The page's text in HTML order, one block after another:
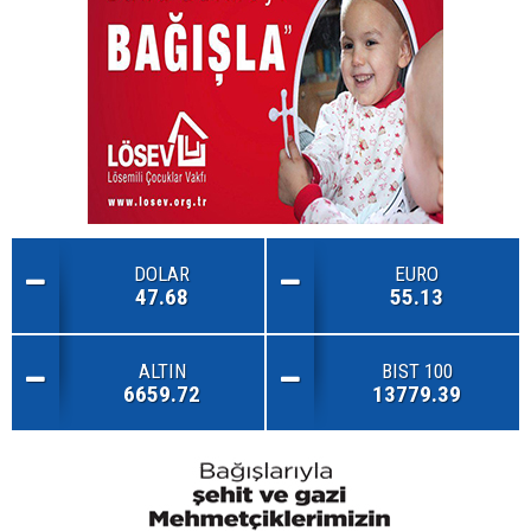
DOLAR
47.68
EURO
55.13
ALTIN
6659.72
BIST 100
13779.39